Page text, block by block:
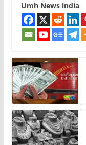
Umh News india